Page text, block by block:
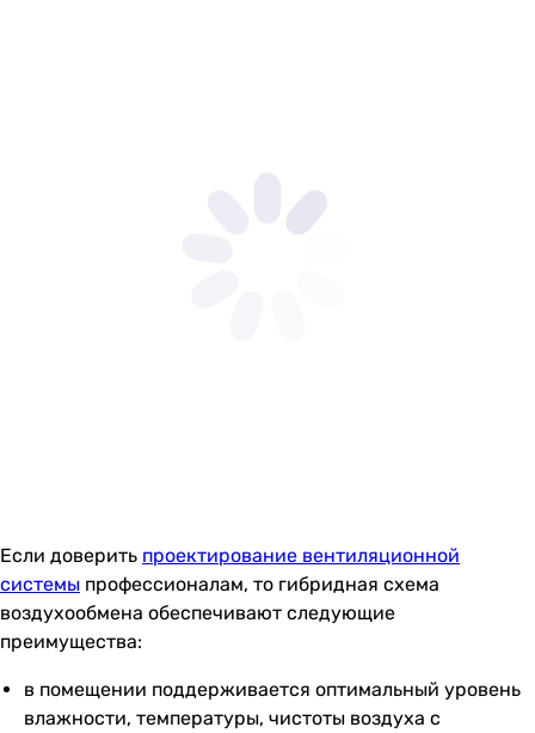
Если доверить проектирование вентиляционной
системы профессионалам, то гибридная схема
воздухообмена обеспечивают следующие
преимущества:
в помещении поддерживается оптимальный уровень
влажности, температуры, чистоты воздуха с